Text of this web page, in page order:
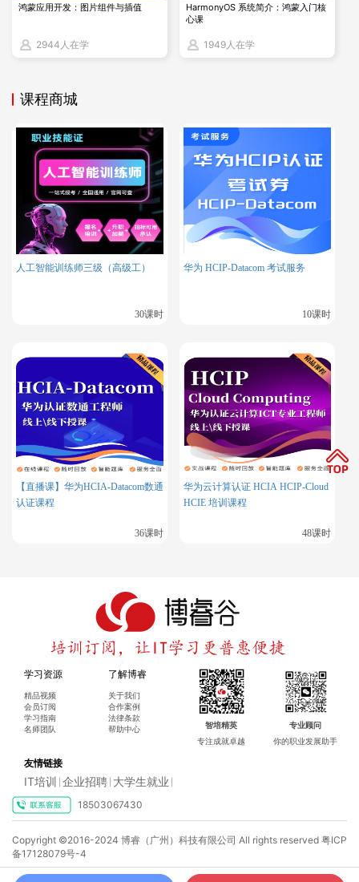
考取Oracle OCM认证并非易事，考生需要具备扎实的理论知识
和丰富的实践经验。在备考过程中，建议考生选择正规的培训
机构，并结合实际项目进行练习，以提高通过考试的几率。例
如，腾科、博睿谷是Oracle指定的WDP培训中心，也是Oracle
金牌合作伙伴，专注于数据库领域的认证培训，已有多人通过
其培训顺利通过了OCM考试。
过OCM认证，专业人士不仅能够展示自己在Oracle数据库管
理、配置、备份、恢复、调优以及SQL编程等方面的高级技能
和专业知识，还能在求职市场上获得更多的机会和更高的薪资
Oracle学习资料
OCA-OCP-OCM直通车学习
OCM最新考试时间和考试地点
考OCP需要参加培训，那OCM需要吗？
鸿蒙应用开发：图片组件与插值
2944人在学
HarmonyOS 系统简介：鸿蒙入门核
心课
1949人在学
课程商城
人工智能训练师三级（高级工）
30课时
华为 HCIP-Datacom 考试服务
10课时
【直播课】华为HCIA-Datacom数通
认证课程
36课时
华为云计算认证 HCIA HCIP-Cloud
HCIE 培训课程
48课时
学习资源
精品视频
会员订阅
学习指南
名师团队
了解博睿
关于我们
合作案例
法律条款
帮助中心
智培精英
专注成就卓越
专业顾问
你的职业发展助手
友情链接
IT培训 企业招聘 大学生就业
18503067430
Copyright ©2016-2024 博睿（广州）科技有限公司 All rights reserved 粤ICP
备17128079号-4
×
博睿谷IT培训订阅，你想了解什么课程呢?